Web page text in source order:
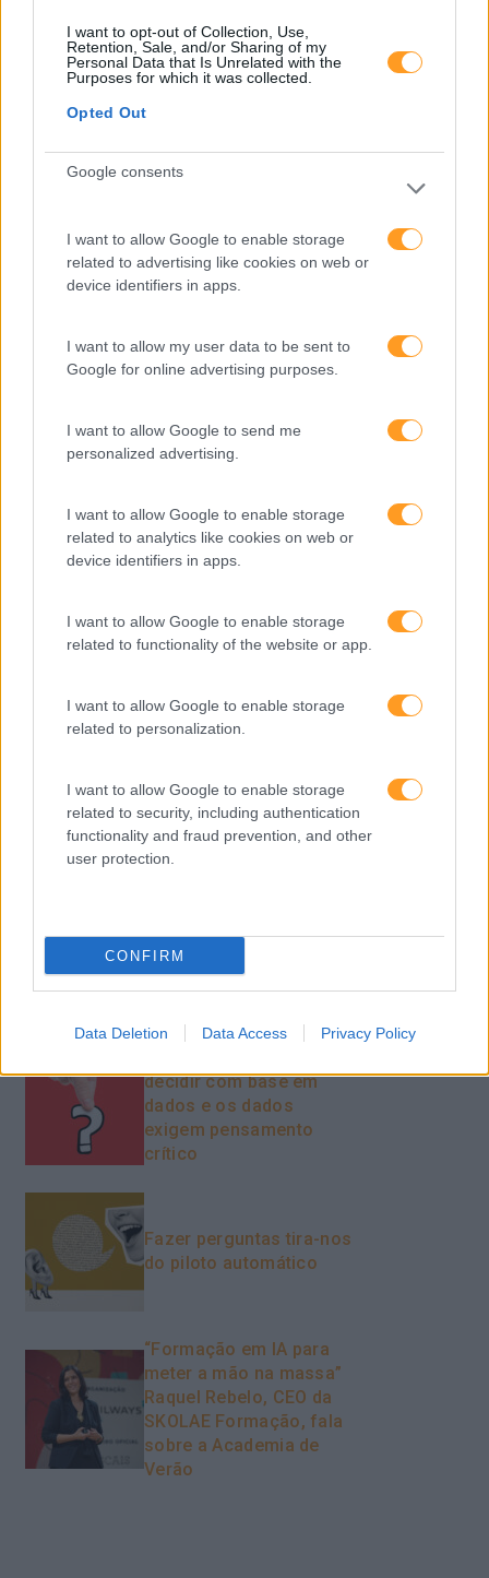
I want to opt-out of Collection, Use,
Retention, Sale, and/or Sharing of my
Personal Data that Is Unrelated with the
Purposes for which it was collected.
Opted Out
Google consents
I want to allow Google to enable storage
related to advertising like cookies on web or
device identifiers in apps.
I want to allow my user data to be sent to
Google for online advertising purposes.
I want to allow Google to send me
personalized advertising.
I want to allow Google to enable storage
related to analytics like cookies on web or
device identifiers in apps.
I want to allow Google to enable storage
related to functionality of the website or app.
I want to allow Google to enable storage
related to personalization.
I want to allow Google to enable storage
related to security, including authentication
functionality and fraud prevention, and other
user protection.
CONFIRM
Data Deletion Data Access Privacy Policy
Expo RH
Inglês
Interculturalidade
Keep In Mind
Mudança
Pessoas
PORTO RH MEETING
Recursos Humanos
Sem Categoria
Team Building
Vendas E Negociação
Recentes
Feedback fora do
calendário
ativa para reter talento,
melhorar o ambiente de
decidir com base em
dados e os dados
exigem pensamento
crítico
Fazer perguntas tira-nos
do piloto automático
“Formação em IA para
meter a mão na massa”
Raquel Rebelo, CEO da
SKOLAE Formação, fala
sobre a Academia de
Verão